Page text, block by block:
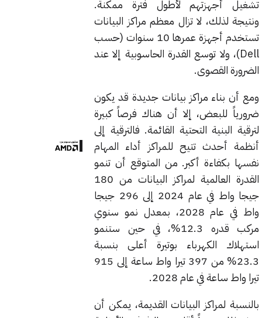
تشغيل أجهزتهم لأطول فترة ممكنة.
ونتيجة لذلك، لا تزال معظم مراكز البيانات
تستخدم أجهزة عمرها 10 سنوات (حسب
Dell)، ولا توسع القدرة الحاسوبية إلا عند
الضرورة القصوى.
ومع أن بناء مراكز بيانات جديدة قد يكون
ضرورياً للبعض، إلا أن هناك فرصاً كبيرة
لترقية البنية التحتية القائمة. فالترقية إلى
أنظمة أحدث تتيح للمراكز أداء المهام
نفسها بكفاءة أكبر. من المتوقع أن تنمو
القدرة العالمية لمراكز البيانات من 180
جيجا واط في عام 2024 إلى 296 جيجا
واط في عام 2028، بمعدل نمو سنوي
مركب قدره 12.3%، في حين ستنمو
استهلاك الكهرباء بوتيرة أعلى بنسبة
23.3% من 397 تيرا واط ساعة إلى 915
تيرا واط ساعة في عام 2028.
بالنسبة لمراكز البيانات القديمة، يمكن أن